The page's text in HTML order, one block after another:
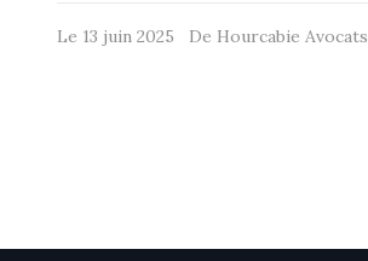
Le 13 juin 2025 De Hourcabie Avocats